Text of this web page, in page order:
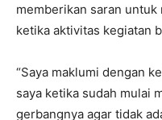
memberikan saran
ketika aktivitas kegiatan
“Saya maklumi dengan
saya ketika sudah mulai
gerbangnya agar tidak